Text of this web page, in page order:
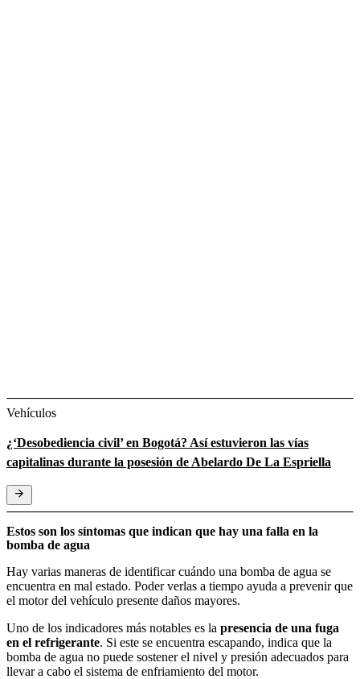
Vehículos
¿‘Desobediencia civil’ en Bogotá? Así estuvieron las vías
capitalinas durante la posesión de Abelardo De La Espriella
Estos son los síntomas que indican que hay una falla en la
bomba de agua
Hay varias maneras de identificar cuándo una bomba de agua se
encuentra en mal estado. Poder verlas a tiempo ayuda a prevenir que
el motor del vehículo presente daños mayores.
Uno de los indicadores más notables es la presencia de una fuga
en el refrigerante. Si este se encuentra escapando, indica que la
bomba de agua no puede sostener el nivel y presión adecuados para
llevar a cabo el sistema de enfriamiento del motor.